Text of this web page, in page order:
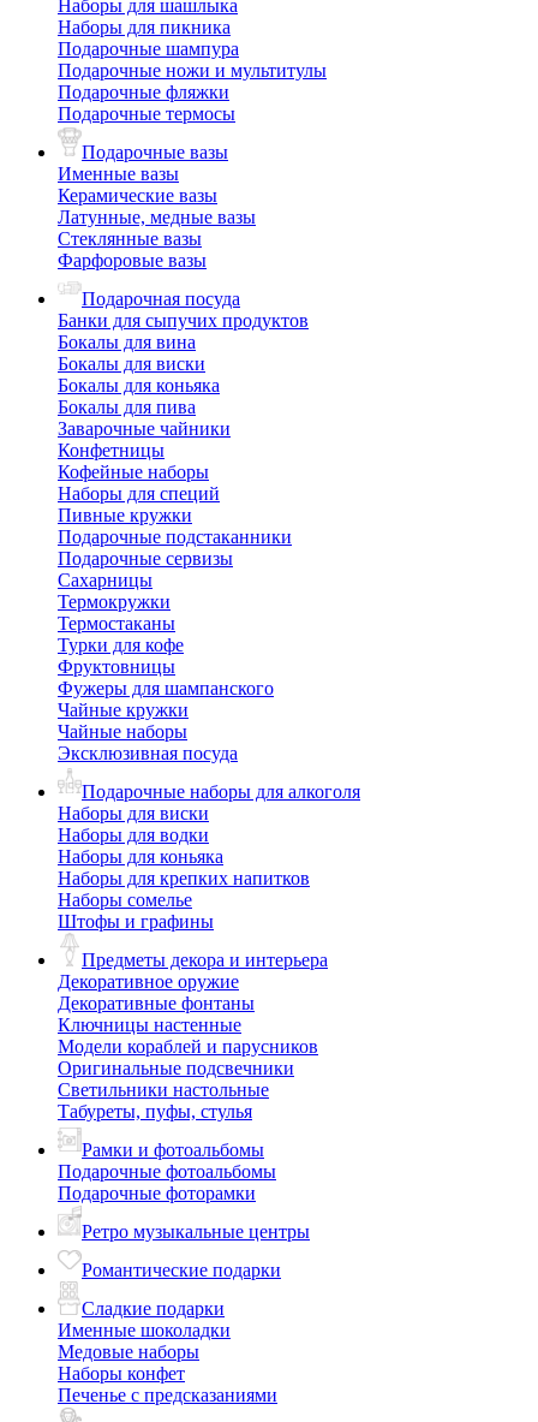
Наборы для шашлыка
Наборы для пикника
Подарочные шампура
Подарочные ножи и мультитулы
Подарочные фляжки
Подарочные термосы
Подарочные вазы
Именные вазы
Керамические вазы
Латунные, медные вазы
Стеклянные вазы
Фарфоровые вазы
Подарочная посуда
Банки для сыпучих продуктов
Бокалы для вина
Бокалы для виски
Бокалы для коньяка
Бокалы для пива
Заварочные чайники
Конфетницы
Кофейные наборы
Наборы для специй
Пивные кружки
Подарочные подстаканники
Подарочные сервизы
Сахарницы
Термокружки
Термостаканы
Турки для кофе
Фруктовницы
Фужеры для шампанского
Чайные кружки
Чайные наборы
Эксклюзивная посуда
Подарочные наборы для алкоголя
Наборы для виски
Наборы для водки
Наборы для коньяка
Наборы для крепких напитков
Наборы сомелье
Штофы и графины
Предметы декора и интерьера
Декоративное оружие
Декоративные фонтаны
Ключницы настенные
Модели кораблей и парусников
Оригинальные подсвечники
Светильники настольные
Табуреты, пуфы, стулья
Рамки и фотоальбомы
Подарочные фотоальбомы
Подарочные фоторамки
Ретро музыкальные центры
Романтические подарки
Сладкие подарки
Именные шоколадки
Медовые наборы
Наборы конфет
Печенье с предсказаниями